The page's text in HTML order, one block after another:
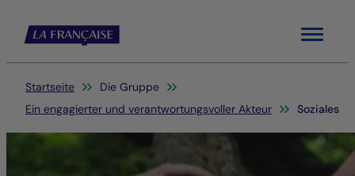
Menu
Sie befinden sich hier:
Startseite
Die Gruppe
Ein engagierter und verantwortungsvoller Akteur
Soziales